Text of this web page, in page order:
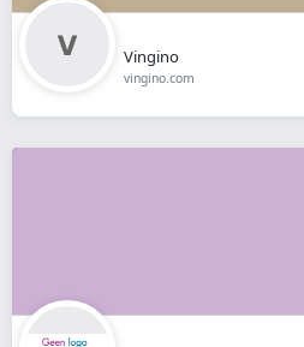
Vingino
vingino.com